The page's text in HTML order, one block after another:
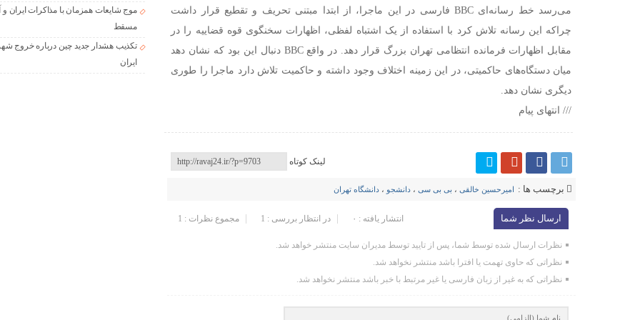
می‌رسد خط رسانه‌ای BBC فارسی در این ماجرا، از ابتدا مبتنی تحریف و تقطیع قرار داشت
چراکه این رسانه تلاش کرد با استفاده از یک اشتباه لفظی، اظهارات سخنگوی قوه قضاییه را در
مقابل اظهارات فرمانده انتظامی تهران بزرگ قرار دهد. در واقع BBC دنبال این بود که نشان دهد
میان دستگاه‌های حاکمیتی، در این زمینه اختلاف وجود داشته و حاکمیت تلاش دارد ماجرا را طوری
دیگری نشان دهد.
/// انتهای پیام
لینک کوتاه
برچسب ها : امیرحسین خالقی ، بی بی سی ، دانشجو ، دانشگاه تهران
ارسال نظر شما مجموع نظرات : 1 در انتظار بررسی : 1 انتشار یافته : ۰
نظرات ارسال شده توسط شما، پس از تایید توسط مدیران سایت منتشر خواهد شد.
نظراتی که حاوی تهمت یا افترا باشد منتشر نخواهد شد.
نظراتی که به غیر از زبان فارسی یا غیر مرتبط با خبر باشد منتشر نخواهد شد.
موج شایعات همزمان با مذاکرات ایران و
مسقط
تکذیب هشدار جدید چین درباره خروج
ایران